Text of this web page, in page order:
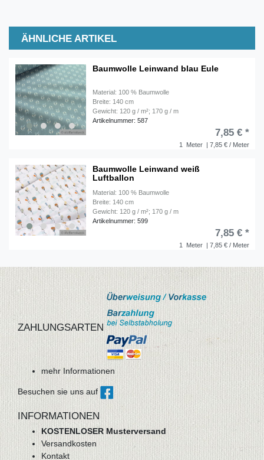
ÄHNLICHE ARTIKEL
Baumwolle Leinwand blau Eule
Material: 100 % Baumwolle
Breite: 140 cm
Gewicht: 120 g / m²; 170 g / m
Artikelnummer: 587
1 Meter | 7,85 € / Meter
7,85 € *
Baumwolle Leinwand weiß
Luftballon
Material: 100 % Baumwolle
Breite: 140 cm
Gewicht: 120 g / m²; 170 g / m
Artikelnummer: 599
1 Meter | 7,85 € / Meter
7,85 € *
ZAHLUNGSARTEN
mehr Informationen
Besuchen sie uns auf
INFORMATIONEN
KOSTENLOSER Musterversand
Versandkosten
Kontakt